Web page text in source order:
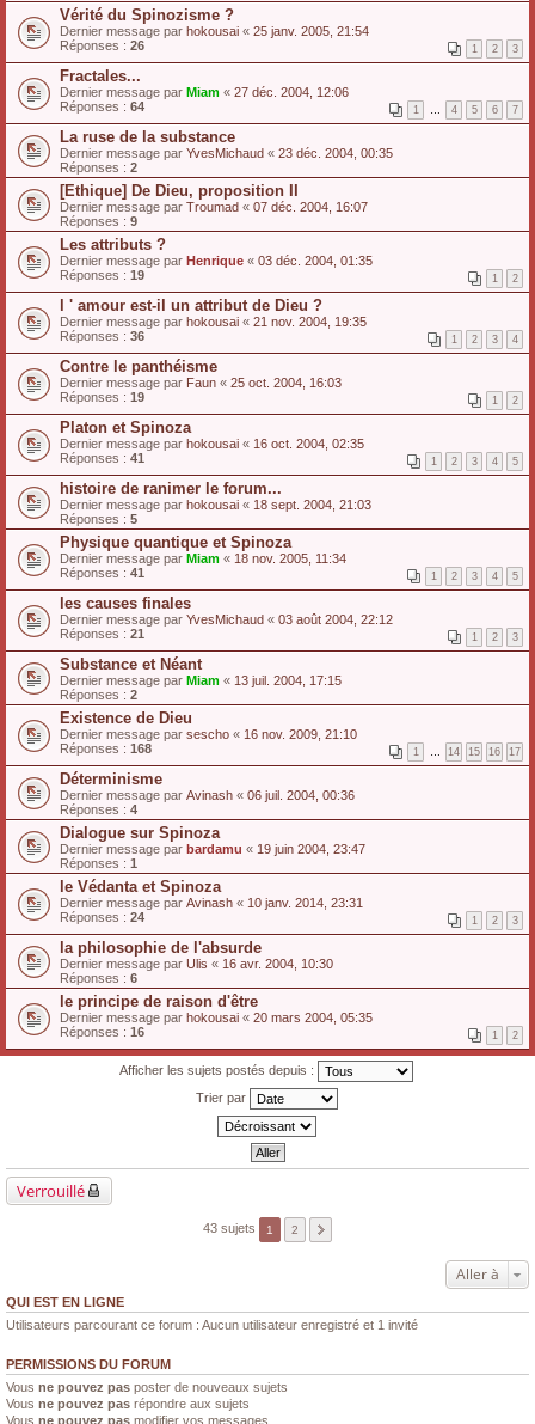
Vérité du Spinozisme ?
Dernier message par hokousai « 25 janv. 2005, 21:54
Réponses : 26 1 2 3
Fractales...
Dernier message par Miam « 27 déc. 2004, 12:06
Réponses : 64 1 … 4 5 6 7
La ruse de la substance
Dernier message par YvesMichaud « 23 déc. 2004, 00:35
Réponses : 2
[Ethique] De Dieu, proposition II
Dernier message par Troumad « 07 déc. 2004, 16:07
Réponses : 9
Les attributs ?
Dernier message par Henrique « 03 déc. 2004, 01:35
Réponses : 19 1 2
l ' amour est-il un attribut de Dieu ?
Dernier message par hokousai « 21 nov. 2004, 19:35
Réponses : 36 1 2 3 4
Contre le panthéisme
Dernier message par Faun « 25 oct. 2004, 16:03
Réponses : 19 1 2
Platon et Spinoza
Dernier message par hokousai « 16 oct. 2004, 02:35
Réponses : 41 1 2 3 4 5
histoire de ranimer le forum...
Dernier message par hokousai « 18 sept. 2004, 21:03
Réponses : 5
Physique quantique et Spinoza
Dernier message par Miam « 18 nov. 2005, 11:34
Réponses : 41 1 2 3 4 5
les causes finales
Dernier message par YvesMichaud « 03 août 2004, 22:12
Réponses : 21 1 2 3
Substance et Néant
Dernier message par Miam « 13 juil. 2004, 17:15
Réponses : 2
Existence de Dieu
Dernier message par sescho « 16 nov. 2009, 21:10
Réponses : 168 1 … 14 15 16 17
Déterminisme
Dernier message par Avinash « 06 juil. 2004, 00:36
Réponses : 4
Dialogue sur Spinoza
Dernier message par bardamu « 19 juin 2004, 23:47
Réponses : 1
le Védanta et Spinoza
Dernier message par Avinash « 10 janv. 2014, 23:31
Réponses : 24 1 2 3
la philosophie de l'absurde
Dernier message par Ulis « 16 avr. 2004, 10:30
Réponses : 6
le principe de raison d'être
Dernier message par hokousai « 20 mars 2004, 05:35
Réponses : 16 1 2
Afficher les sujets postés depuis :
Trier par
Verrouillé
43 sujets 1 2
Aller à
QUI EST EN LIGNE
Utilisateurs parcourant ce forum : Aucun utilisateur enregistré et 1 invité
PERMISSIONS DU FORUM
Vous ne pouvez pas poster de nouveaux sujets
Vous ne pouvez pas répondre aux sujets
Vous ne pouvez pas modifier vos messages